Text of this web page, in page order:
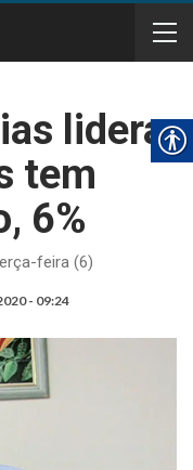
lidera
tem
6%
feira (6)
- 09:24